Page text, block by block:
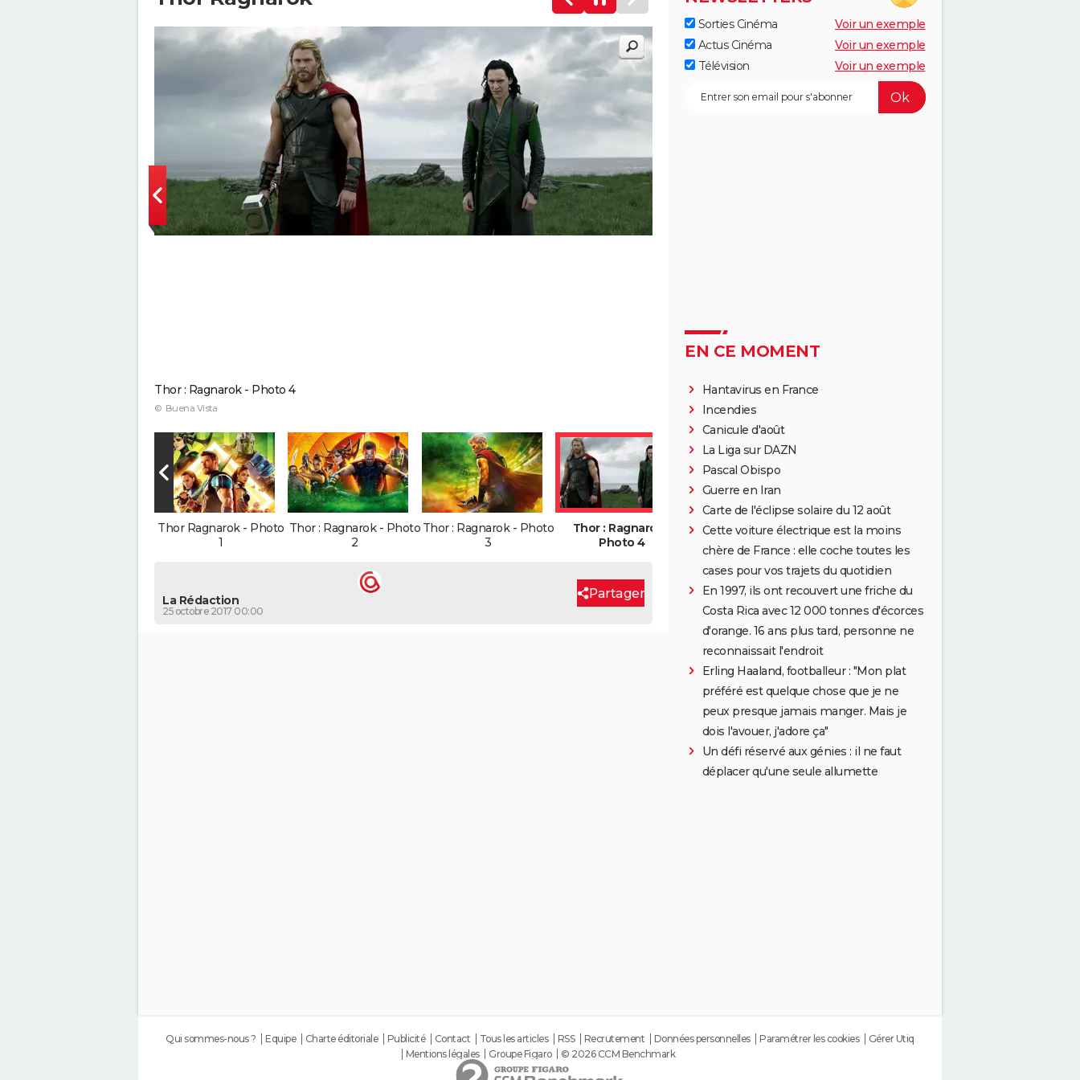
Thor : Ragnarok - Photo 4
© Buena Vista
Thor Ragnarok - Photo
1
Thor : Ragnarok - Photo
2
Thor : Ragnarok - Photo
3
Thor : Ragnarok -
Photo 4
La Rédaction
25 octobre 2017 00:00
Partager
Sorties Cinéma
Voir un exemple
Actus Cinéma
Voir un exemple
Télévision
Voir un exemple
EN CE MOMENT
Hantavirus en France
Incendies
Canicule d'août
La Liga sur DAZN
Pascal Obispo
Guerre en Iran
Carte de l'éclipse solaire du 12 août
Cette voiture électrique est la moins
chère de France : elle coche toutes les
cases pour vos trajets du quotidien
En 1997, ils ont recouvert une friche du
Costa Rica avec 12 000 tonnes d'écorces
d'orange. 16 ans plus tard, personne ne
reconnaissait l'endroit
Erling Haaland, footballeur : "Mon plat
préféré est quelque chose que je ne
peux presque jamais manger. Mais je
dois l'avouer, j'adore ça"
Un défi réservé aux génies : il ne faut
déplacer qu'une seule allumette
Qui sommes-nous ? Equipe Charte éditoriale Publicité Contact Tous les articles RSS Recrutement Données personnelles Paramétrer les cookies
Gérer Utiq
Mentions légales
Groupe Figaro © 2026 CCM Benchmark